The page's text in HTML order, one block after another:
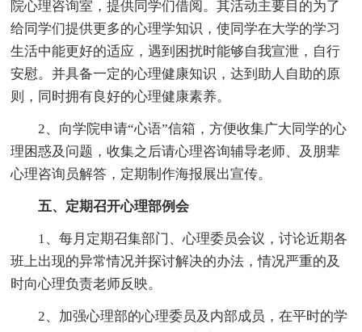
院心理咨询室，提供同学们借阅。其活动主要目的为了
给同学们提供更多的心理学知识，使同学在大学的学习
生活中能更好的适应，遇到困扰时能够自我宣泄，自行
安慰。并具备一定的心理健康知识，达到助人自助的原
则，同时拥有良好的心理健康素养。
2、向学院申请“心语”信箱，方便收集广大同学的心
理困惑及问题，收集之后请心理咨询辅导老师、及朋辈
心理咨询员解答，定期制作海报展出宣传。
五、定期召开心理部例会
1、每月定期召集部门、心理委员会议，讨论近期各
班上出现的异常情况并探讨解决的办法，情况严重的及
时向心理负责老师反映。
2、加强心理部的心理委员及内部成员，在平时的学